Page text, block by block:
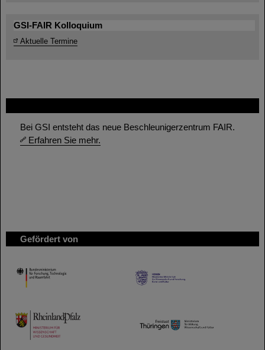
Bei GSI entsteht das neue Beschleunigerzentrum FAIR.
Erfahren Sie mehr.
Gefördert von
HMWK
TMWWDG
GSI-FAIR Kolloquium
Aktuelle Termine